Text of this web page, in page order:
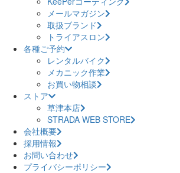
メールマガジン
取扱ブランド
トライアスロン
各種ご予約
レンタルバイク
メカニック作業
お買い物相談
ストア
草津本店
STRADA WEB STORE
会社概要
採用情報
お問い合わせ
プライバシーポリシー